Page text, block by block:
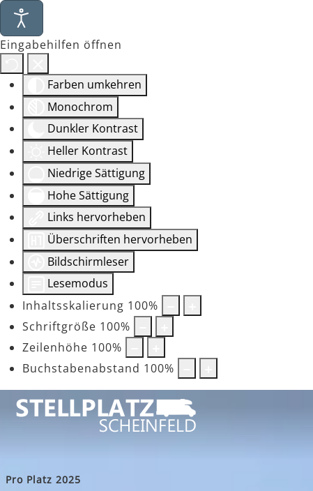
Eingabehilfen öffnen
Farben umkehren
Monochrom
Dunkler Kontrast
Heller Kontrast
Niedrige Sättigung
Hohe Sättigung
Links hervorheben
Überschriften hervorheben
Bildschirmleser
Lesemodus
Inhaltsskalierung 100%
Schriftgröße 100%
Zeilenhöhe 100%
Buchstabenabstand 100%
Pro Platz 2025